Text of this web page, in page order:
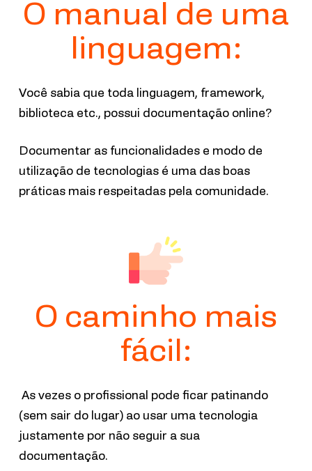
O manual de uma
linguagem:
Você sabia que toda linguagem, framework,
biblioteca etc., possui documentação online?
Documentar as funcionalidades e modo de
utilização de tecnologias é uma das boas
práticas mais respeitadas pela comunidade.
O caminho mais
fácil:
As vezes o profissional pode ficar patinando
(sem sair do lugar) ao usar uma tecnologia
justamente por não seguir a sua
documentação.